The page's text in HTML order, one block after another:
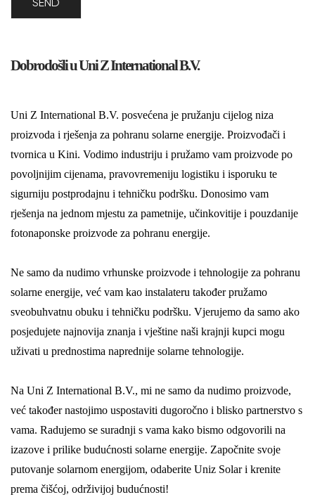
Dobrodošli u Uni Z International B.V.
Uni Z International B.V. posvećena je pružanju cijelog niza
proizvoda i rješenja za pohranu solarne energije. Proizvođači i
tvornica u Kini. Vodimo industriju i pružamo vam proizvode po
povoljnijim cijenama, pravovremeniju logistiku i isporuku te
sigurniju postprodajnu i tehničku podršku. Donosimo vam
rješenja na jednom mjestu za pametnije, učinkovitije i pouzdanije
fotonaponske proizvode za pohranu energije.
Ne samo da nudimo vrhunske proizvode i tehnologije za pohranu
solarne energije, već vam kao instalateru također pružamo
sveobuhvatnu obuku i tehničku podršku. Vjerujemo da samo ako
posjedujete najnovija znanja i vještine naši krajnji kupci mogu
uživati ​​u prednostima naprednije solarne tehnologije.
Na Uni Z International B.V., mi ne samo da nudimo proizvode,
već također nastojimo uspostaviti dugoročno i blisko partnerstvo s
vama. Radujemo se suradnji s vama kako bismo odgovorili na
izazove i prilike budućnosti solarne energije. Započnite svoje
putovanje solarnom energijom, odaberite Uniz Solar i krenite
prema čišćoj, održivijoj budućnosti!